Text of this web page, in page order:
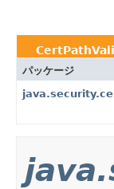
パッケージ